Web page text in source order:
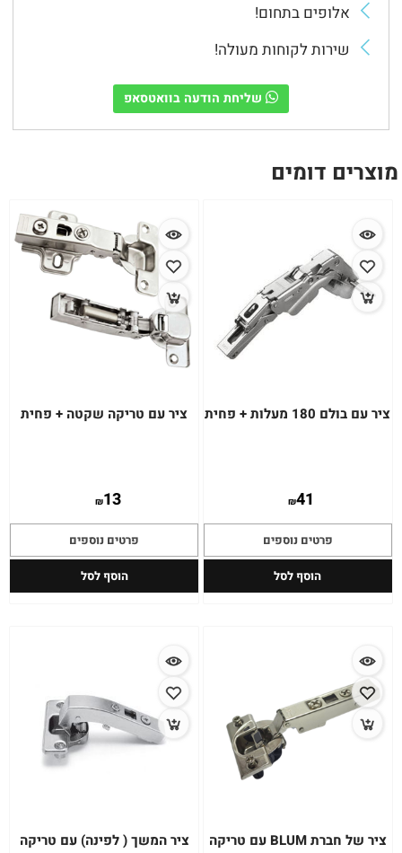
אלופים בתחום!
שירות לקוחות מעולה!
שליחת הודעה בוואטסאפ
מוצרים דומים
ציר עם בולם 180 מעלות + פחית
₪41
פרטים נוספים
הוסף לסל
ציר עם טריקה שקטה + פחית
₪ 13
פרטים נוספים
הוסף לסל
ציר של חברת BLUM עם טריקה
ציר המשך ( לפינה) עם טריקה